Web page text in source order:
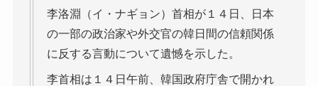
李洛淵（イ・ナギョン）首相が１４日、日本
の一部の政治家や外交官の韓日間の信頼関係
に反する言動について遺憾を示した。
李首相は１４日午前、韓国政府庁舎で開かれ